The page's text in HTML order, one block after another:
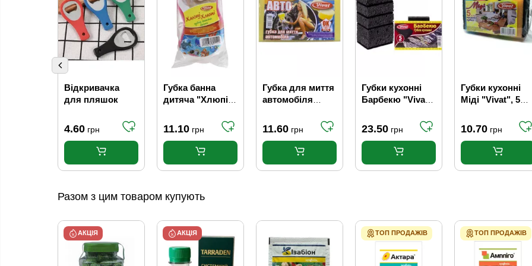
Відкривачка
для пляшок
4.60 грн
Губка банна
дитяча "Хлюпі-
11.10 грн
Губка для миття
автомобіля
11.60 грн
Губки кухонні
Барбекю "Vivat",
23.50 грн
Губки кухонні
Міді "Vivat", 5
10.70 грн
Разом з цим товаром купують
АКЦІЯ АКЦІЯ ТОП ПРОДАЖІВ ТОП ПРОДАЖІВ